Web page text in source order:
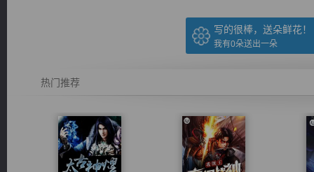
写的很棒，送朵鲜花！
我有0朵送出一朵
热门推荐